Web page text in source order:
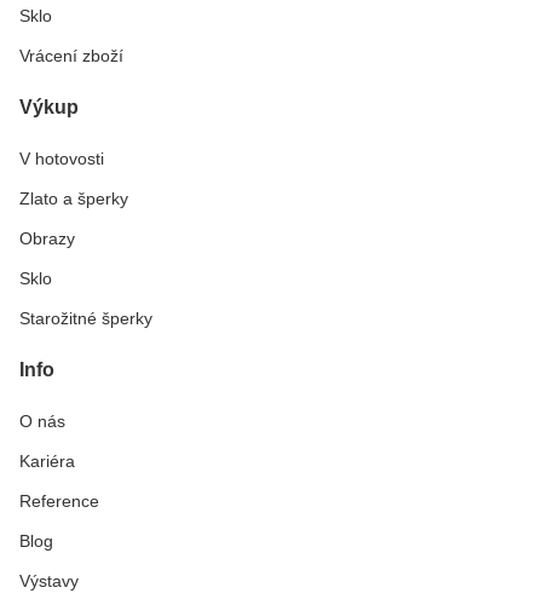
Sklo
Vrácení zboží
Výkup
V hotovosti
Zlato a šperky
Obrazy
Sklo
Starožitné šperky
Info
O nás
Kariéra
Reference
Blog
Výstavy